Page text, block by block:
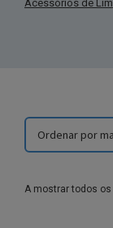
Acessórios de
A mostrar todos